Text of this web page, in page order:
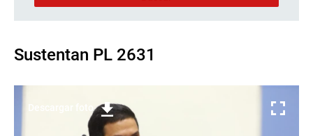
Sustentan PL 2631